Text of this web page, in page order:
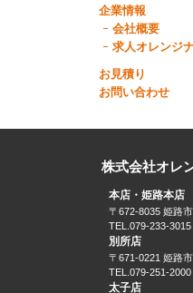
企業情報
会社概要
求人オレンジ
お見積り
お問い合わせ
株式会社オレ
本店・姫路本店
〒672-8035 姫路
TEL.079-233-
別所店
〒671-0221 姫路
TEL.079-251-
太子店